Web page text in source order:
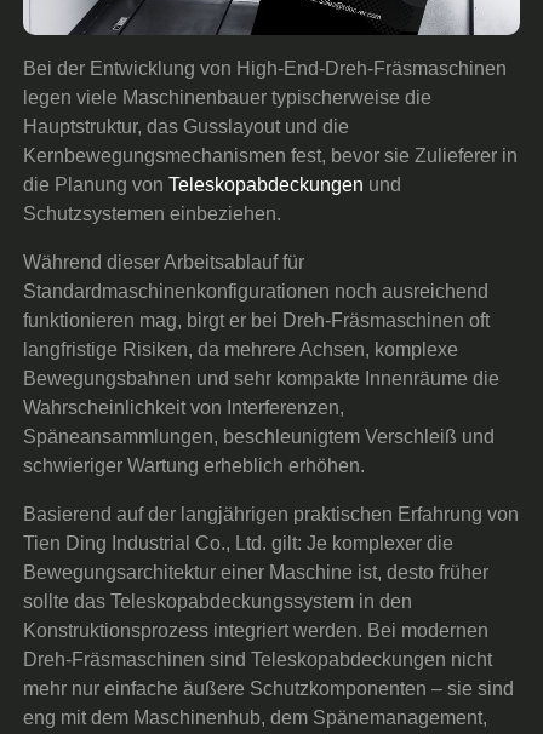
Bei der Entwicklung von High-End-Dreh-Fräsmaschinen
legen viele Maschinenbauer typischerweise die
Hauptstruktur, das Gusslayout und die
Kernbewegungsmechanismen fest, bevor sie Zulieferer in
die Planung vonTeleskopabdeckungen und
Schutzsystemen einbeziehen.
Während dieser Arbeitsablauf für
Standardmaschinenkonfigurationen noch ausreichend
funktionieren mag, birgt er bei Dreh-Fräsmaschinen oft
langfristige Risiken, da mehrere Achsen, komplexe
Bewegungsbahnen und sehr kompakte Innenräume die
Wahrscheinlichkeit von Interferenzen,
Späneansammlungen, beschleunigtem Verschleiß und
schwieriger Wartung erheblich erhöhen.
Basierend auf der langjährigen praktischen Erfahrung von
Tien Ding Industrial Co., Ltd. gilt: Je komplexer die
Bewegungsarchitektur einer Maschine ist, desto früher
sollte das Teleskopabdeckungssystem in den
Konstruktionsprozess integriert werden. Bei modernen
Dreh-Fräsmaschinen sind Teleskopabdeckungen nicht
mehr nur einfache äußere Schutzkomponenten – sie sind
eng mit dem Maschinenhub, dem Spänemanagement,